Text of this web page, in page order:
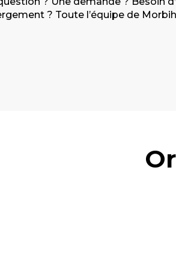
? Toute l’équipe de